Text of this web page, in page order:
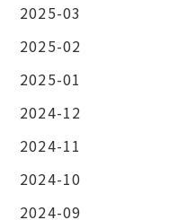
2025-03
2025-02
2025-01
2024-12
2024-11
2024-10
2024-09